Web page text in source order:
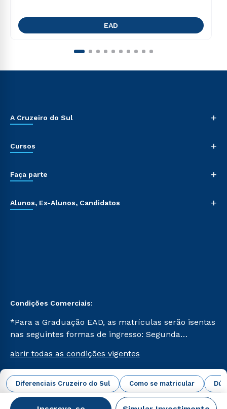
Diferenciais Cruzeiro do Sul Como se matricular
EAD
A Cruzeiro do Sul +
Cursos +
Faça parte +
Alunos, Ex-Alunos, Candidatos +
Condições Comerciais:
*Para a Graduação EAD, as matrículas serão isentas
nas seguintes formas de ingresso: Segunda
Já para as demais, a taxa de matrícula será de R$
49. *Para a Pós-graduação EAD, as ofertas
mencionadas são referentes aos cursos: Ensino
Religioso, Geografia para a Docência e Metodologia
do Ensino de História: Questões Atuais.
abrir todas as condições vigentes
Campus Virtual Cruzeiro do Sul Educacional © 2026 -
Todos os direitos reservados.